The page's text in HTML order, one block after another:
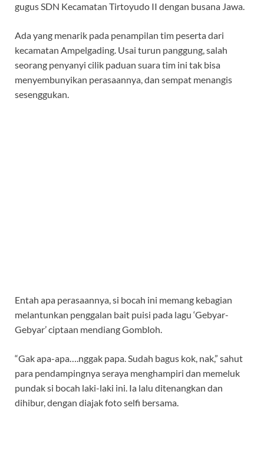
gugus SDN Kecamatan Tirtoyudo II dengan busana Jawa.
Ada yang menarik pada penampilan tim peserta dari
kecamatan Ampelgading. Usai turun panggung, salah
seorang penyanyi cilik paduan suara tim ini tak bisa
menyembunyikan perasaannya, dan sempat menangis
sesenggukan.
Entah apa perasaannya, si bocah ini memang kebagian
melantunkan penggalan bait puisi pada lagu ‘Gebyar-
Gebyar’ ciptaan mendiang Gombloh.
“Gak apa-apa….nggak papa. Sudah bagus kok, nak,” sahut
para pendampingnya seraya menghampiri dan memeluk
pundak si bocah laki-laki ini. Ia lalu ditenangkan dan
dihibur, dengan diajak foto selfi bersama.